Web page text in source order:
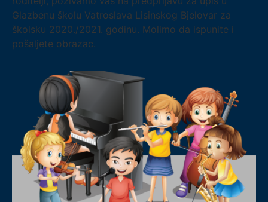
Glazbenu školu Vatroslava Lisinskog Bjelovar za
školsku 2020./2021. godinu. Molimo da ispunite i
pošaljete obrazac.